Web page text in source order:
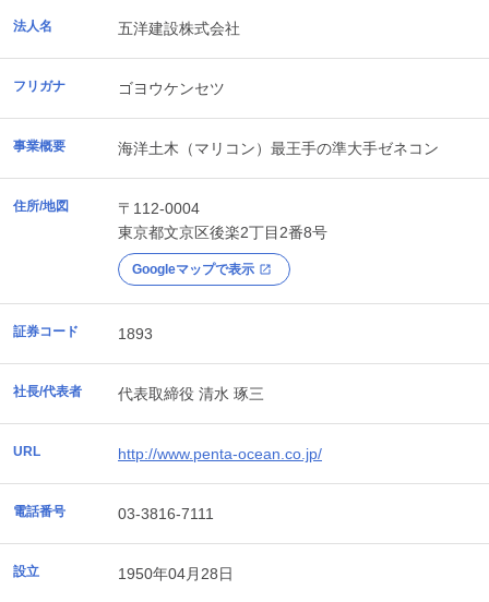
法人名 五洋建設株式会社
フリガナ ゴヨウケンセツ
事業概要 海洋土木（マリコン）最王手の準大手ゼネコン
住所/地図
〒112-0004
東京都文京区後楽2丁目2番8号
Googleマップで表示
証券コード 1893
社長/代表者 代表取締役 清水 琢三
URL http://www.penta-ocean.co.jp/
電話番号 03-3816-7111
設立 1950年04月28日